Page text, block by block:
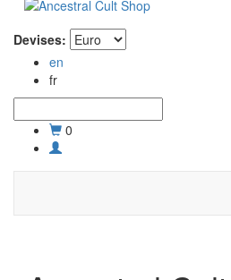
Devises:
en
fr
0